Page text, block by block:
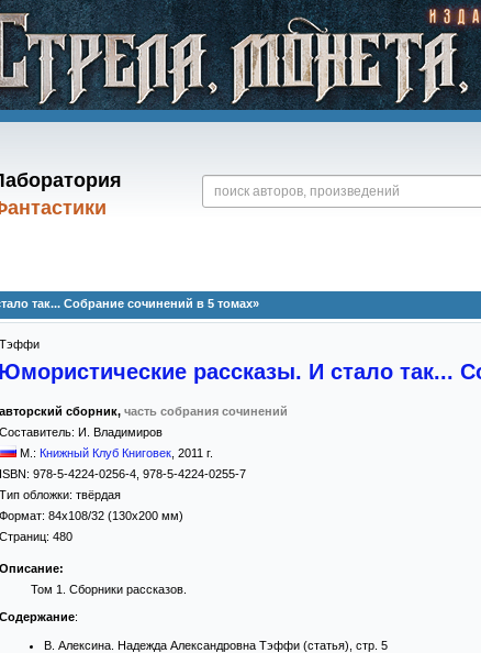
так... Собрание сочинений в 5 томах»
Тэффи
Юмористические рассказы. И стало так...
авторский сборник, часть собрания сочинений
Составитель: И. Владимиров
М.: Книжный Клуб Книговек 2011 г.
ISBN: 978-5-4224-0256-4, 978-5-4224-0255-7
Тип обложки: твёрдая
Формат: 84x108/32 (130x200 мм)
Страниц: 480
Описание:
Том 1. Сборники рассказов.
Содержание:
В. Алексина. Надежда Александровна Тэффи (статья), стр. 5